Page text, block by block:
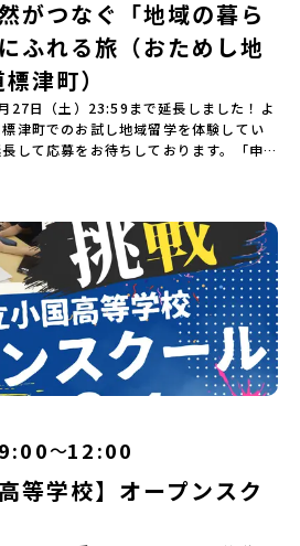
ートフォンからお申込ください。申込
お申込時は、メールアドレスの入力間
宿泊について１室に複数(同性2～4名程
・食事アレルギー対応について個別の
はお応えしかねる場合がございます。
にご相談ください。・参加取消や急遽
いて参加決定後の参加お取り消しはご
取り消しの場合はお早めに事務局まで
ルポリシーやむを得ない参加お取り消
って対応させていただきます。ご了承
の前日＜7月17日＞から、【キャンセル
く旅行代金】・21日目にあたる日以
20％・7日目-2日目：30％・プログラム
グラム開始日当日：50％・ご連絡無しで
始後の解除：100％・催行中止について
催を見合わせる可能性があります。そ
前までにご連絡いたします。又、最少催
、開催日3週間前までに催行中止の旨を
。・よくあるご質問その他、よくある
確認ください。運営団体について＜プ
地域・教育魅力化プラットフォーム＞
続可能な地域・社会をつくる」という
に島根県に設立した教育事業団体で
連携しながら、中学卒業後に地域の枠を
価値観に合った地域・学校で1〜3年間
ら選んで参加できる「おためし地域留
、説明会を開催しました。中学生一人
が特に気になる「安全面」や「事務局
詳しく解説しています。ぜひ、ご自宅
。🎬 [アーカイブ動画を視聴す
Yt8nd04aNgA?
2】大樹町プログラム説明会〜
深掘りしたい方へ〜全体説明を聞いた
に何をするの？」「どんな町なの？」
会です。大樹町ならではの豊かな文化
身をたっぷりとお伝えします。日
： 大樹町ってどんなとこ
質疑応答お申し込み：https://c-
軽にどうぞ！「はじめての一人旅だ
ができるの？」そんな保護者様の不安
な疑問にスタッフが直接お答えしま
ですので、ぜひご自宅からリラックス
し込み前に必ずご確認ください・参加
参加申し込みいただく前に、「お申し
についてお申込みいただいた方の中か
1週間を目途に、お申し込み時に記入い
「当選／落選メール」をお送りいたし
載された「当選確認フォーム」に３日
ォームの期日までにご回答いただけな
合場所までの往復交通費・お土産代や
個人的費用【募集人数】最大10名（お
上決定）【参加者決定】お申し込み多
間を目途に当落結果をご連絡いたしま
6月1日(月)12：00 から 6月15日(月)
ワクに変える！「おためし地域留学」
ラムの内容を詳しく知りたい方や、お
けにZoomでのオンライン配信を行い
に合わせて、以下の2つのステップをご
全体オンライン説明会（アーカイブ動画
めし地域留学」を知りたい方へ〜日本
参加できる「おためし地域留学」の全
会を開催しました。中学生一人での参加
気になる「安全面」や「事務局のサポー
説しています。ぜひ、ご自宅からお気
ーカイブ動画を視聴する]YouTube：
業高校プログラム説明会〜「出水市・出
に深掘りしたい方へ〜全体説明を聞い
的に何をするの？」「どんな町な
る説明会です。出水市ならではの豊か
ムの中身をたっぷりとお伝えします。
19:45内 容： 出水市ってどんなとこ
質疑応答お申し込み：https://c-
軽にどうぞ！「はじめての一人旅だ
ィを楽しむことができます！そして八
所」は、日本で初めて「地球のチカラ
平の地下からわき出す蒸気をそのまま
やさしい最先端のエネルギー」を生み
今回のプログラムでは、この松川地熱
を使った「アート体験」をすることが
地球のチカラを使った幻想的なグラデ
ひ体験してみてください！さらに八幡
かした料理がとても美味しい地域で
違う「岩手の郷土料理」を味わって楽
大自然や文化が魅力的な八幡平市で、
「平舘（たいらだて）高校」の高校生
ビティを体験していただきます。他に
ギュッと詰まった岩手県八幡平市で五感
一緒に探究してみませんか？地域と一
む！「平舘（たいらだて）高校」と
に過ごしてくれる高校生は「平舘（た
。この高校の特徴は「地域と一体にな
えて動くチカラを大切にしている」こ
を企画し取り組むユニークな高校で
はない、実践的な探究やフィールドワ
。今回は、そんなエネルギッシュに活
たり対話をしながら、町の文化・料理
メージをもつことができる絶好の機
い豊かな体験をぜひ楽しんでください
がつなぐ「地域の暮ら
ふれる旅（おためし地
津町）
27日（土）23:59まで延長しました！よ
津町でのお試し地域留学を体験してい
して応募をお待ちしております。「申
しまった」という方も、この機会にぜ
？※都合により締め切りを早める場合
応募ください！-------奨学金のお知らせ-
72万／💡北海道の高校留学に【毎月2
向かって一歩踏み出す、あなたの未来
はこちらから-----------------------------
！＞一万年前から続く自然と人の暮らし
生き物とともに生きる豊かさに触れ、
てみませんか？「地元以外の地域の暮
学してみたい！」「大自然と生き物が好
進学や将来の可能性をもっとひらきた
んにおすすめ！「おためし地域留学体
校と連携し、地域の枠を超えて学校生活
プチ体験できるプログラムです。はじ
地でもスタッフがしっかりとサポート
ドは「北海道 標津町（しべつちょ
標津町（しべつちょう）は人口 約
奥に見えるのは北方領土の国後島（くな
〜12:00
等学校】オープンスク